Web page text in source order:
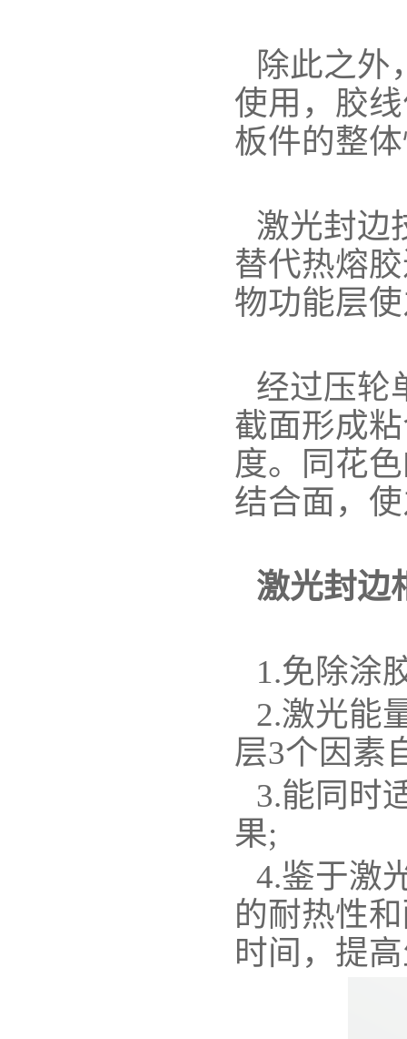
除此之外
使用，胶
板件的整
激光封边
替代热熔
物功能层
经过压轮
截面形成
度。同花
结合面，
激光封边
1.免除涂
2.激光能
层3个因素
3.能同时
果;
4.鉴于激
的耐热性
时间，提